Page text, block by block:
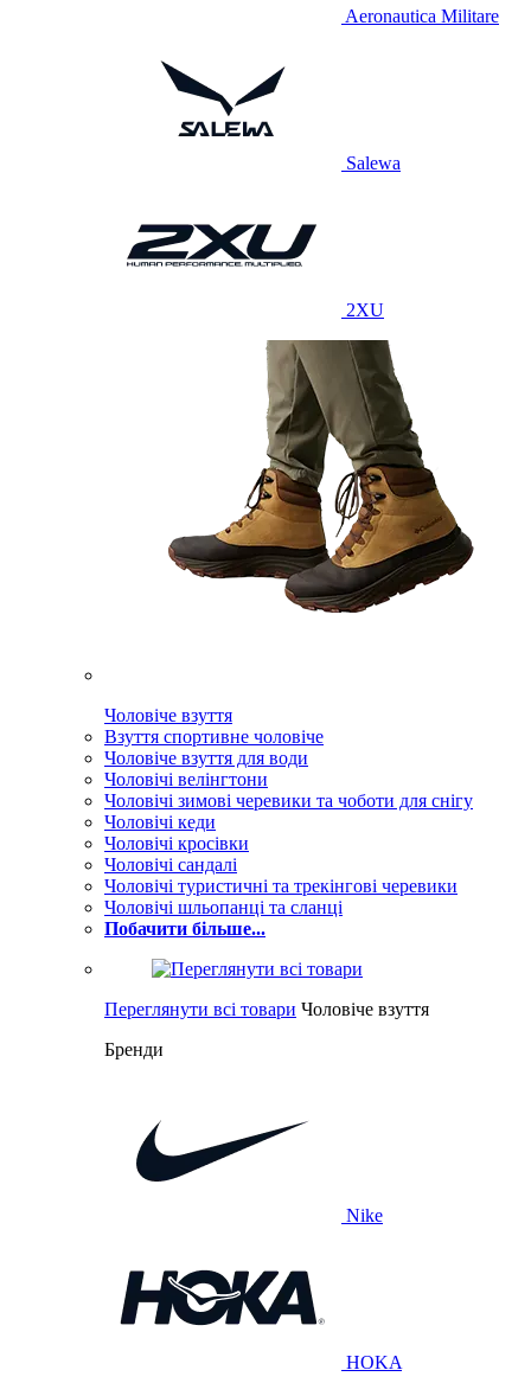
Aeronautica Militare
Salewa
2XU
Чоловіче взуття
Взуття спортивне чоловіче
Чоловіче взуття для води
Чоловічі велінгтони
Чоловічі зимові черевики та чоботи для снігу
Чоловічі кеди
Чоловічі кросівки
Чоловічі сандалі
Чоловічі туристичні та трекінгові черевики
Чоловічі шльопанці та сланці
Побачити більше...
Переглянути всі товари Чоловіче взуття
Бренди
Nike
HOKA